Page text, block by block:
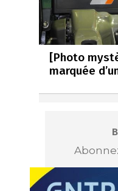
[Photo
marquée